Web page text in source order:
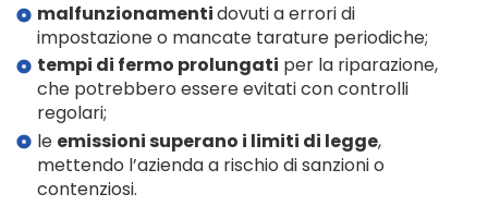
malfunzionamentidovuti a errori di
impostazione o mancate tarature periodiche;
tempi di fermo prolungati per la riparazione,
che potrebbero essere evitati con controlli
regolari;
le emissioni superano i limiti di legge,
mettendo l’azienda a rischio di sanzioni o
contenziosi.